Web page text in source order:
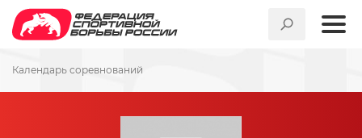
Календарь соревнований